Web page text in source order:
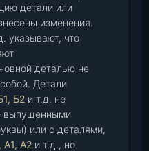
детали или
изменения.
указывают, что
деталью не
Детали
Б2 и т.д. не
выпущенными
или с деталями,
А1, А2 и т.д., но